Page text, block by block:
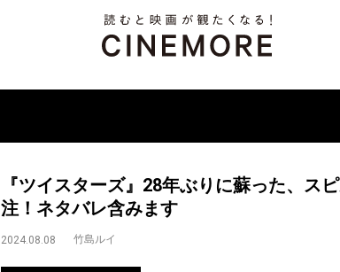
『ツイスターズ』28年ぶりに蘇った、
注！ネタバレ含みます
2024.08.08 竹島ルイ